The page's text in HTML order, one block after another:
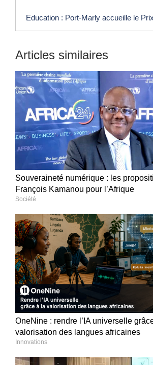
Articles similaires
Souveraineté numérique : les
François Kamanou pour l’Afrique
Société
OneNine : rendre l’IA universelle
valorisation des langues africaines
Innovations